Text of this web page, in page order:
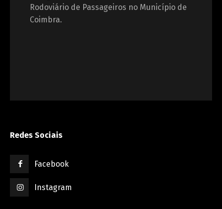
Rodoviário de Passageiros no Município de
Coimbra.
Redes Sociais
Facebook
Instagram